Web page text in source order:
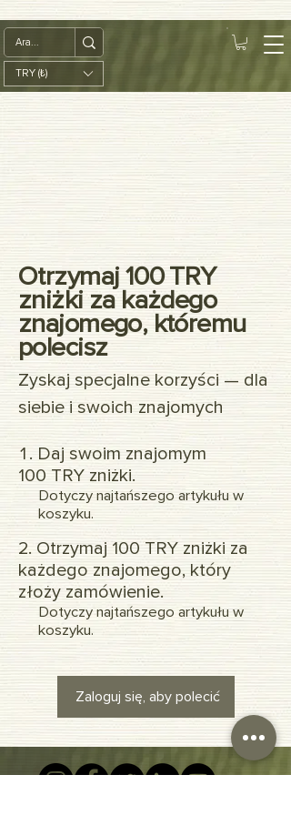
google-site-
verification=diZDfQffI8VBmUt2rHnbkYDIrcztmWKEWt5_Om4tH5U
TRY (₺)
Otrzymaj 100 TRY
zniżki za każdego
znajomego, któremu
polecisz
Zyskaj specjalne korzyści — dla
siebie i swoich znajomych
Daj swoim znajomym
100 TRY zniżki.
Dotyczy najtańszego artykułu w
koszyku.
Otrzymaj 100 TRY zniżki za
każdego znajomego, który
złoży zamówienie.
Dotyczy najtańszego artykułu w
koszyku.
Zaloguj się, aby polecić